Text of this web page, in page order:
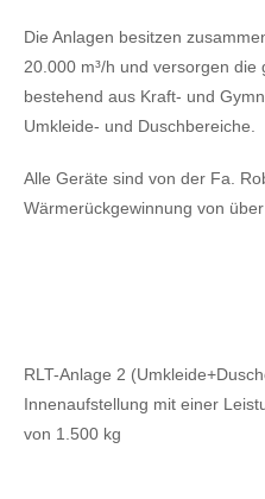
Die Anlagen besitzen
20.000 m³/h und versorgen die
bestehend aus Kraft- und
Umkleide- und Duschbereiche.
Alle Geräte sind von der Fa.
Wärmerückgewinnung von
RLT-Anlage 2
Innenaufstellung mit einer
von 1.500 kg